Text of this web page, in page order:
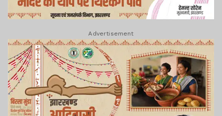
Advertisement